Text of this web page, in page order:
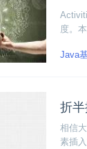
度。
Java
折
相信
素插